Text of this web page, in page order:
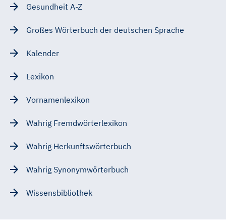
Gesundheit A-Z
Großes Wörterbuch der deutschen Sprache
Kalender
Lexikon
Vornamenlexikon
Wahrig Fremdwörterlexikon
Wahrig Herkunftswörterbuch
Wahrig Synonymwörterbuch
Wissensbibliothek